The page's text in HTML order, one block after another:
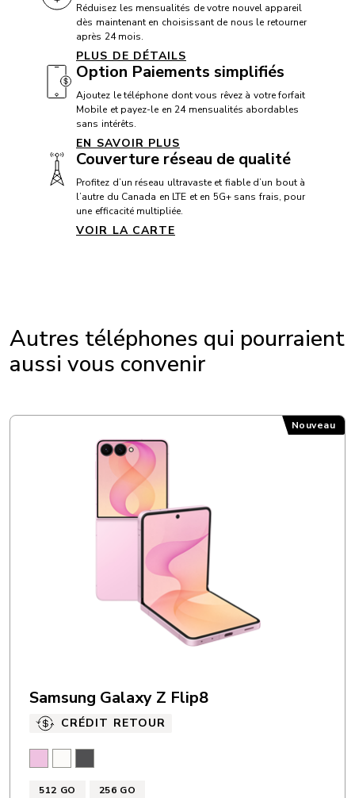
Format de carte SIM: nano Sim et eSim
PROCESSEUR
Processeur: Snapdragon 8 Elite Gen 5 (3nm)
ÉCRAN
Résolution: 2340 X 1080 px
Type d’écran: AMOLED
Réduisez les mensualités de votre nouvel appareil
dès maintenant en choisissant de nous le retourner
après 24 mois.
PLUS DE DÉTAILS
Option Paiements simplifiés
Ajoutez le téléphone dont vous rêvez à votre forfait
Mobile et payez-le en 24 mensualités abordables
sans intérêts.
EN SAVOIR PLUS
Couverture réseau de qualité
Profitez d’un réseau ultravaste et fiable d’un bout à
l’autre du Canada en LTE et en 5G+ sans frais, pour
une efficacité multipliée.
VOIR LA CARTE
Autres téléphones qui pourraient
aussi vous convenir
Samsung Galaxy Z Flip8
Samsung Galaxy Z Flip8
Nouveau
CRÉDIT RETOUR
512 GO 256 GO